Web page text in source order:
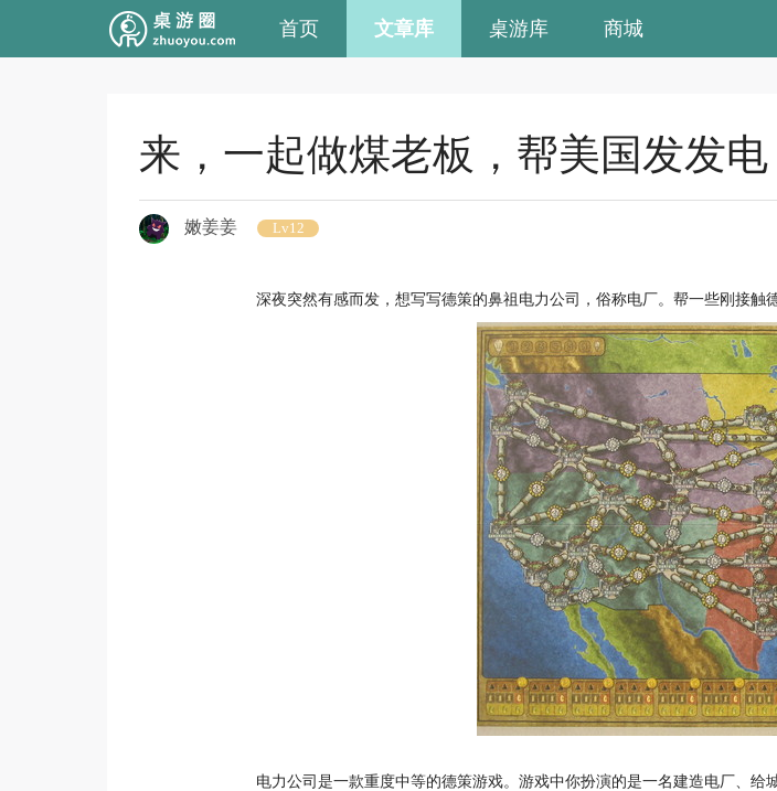
首页 文章库 桌游库 商城
来，一起做煤老板，帮美国发发电
嫩姜姜 Lv12
深夜突然有感而发，想写写德策的鼻祖电力公司，俗称电厂。帮一些刚接触
电力公司是一款重度中等的德策游戏。游戏中你扮演的是一名建造电厂、